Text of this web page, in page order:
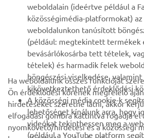
TÁMOGATÁS
HÍRLEVÉL
Legyél az elsők között, aki a legújabb
eseményekről, újdonságokról stb. értesül.
ELŐFIZETÉS
weboldalain (ideértve például a
közösségimédia-platformokat) az
weboldalunkon tanúsított
(például: megtekintett termékek
bevásárlókosárba tett tételek,
tételek) és harmadik felek
böngészési viselkedése, valamint
kikövetkeztethető érdeklődési
A közösségi média cookie-k
lehetőséget kínálunk arra, hogy
videókat tekinthessen meg a
(például a YouTube platform
Ha weboldalunk összes funkcióját
Ön érdeklődési körének megfelelő
hirdetéseket szeretne látni, akkor
elfogadási gombra kattintva fogadja el
nyomkövető/hirdetési és a közösségi